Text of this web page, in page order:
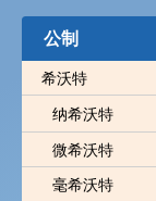
公制
希沃特
纳希沃特
微希沃特
毫希沃特